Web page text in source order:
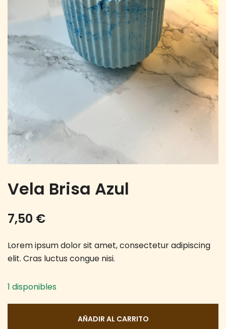
Vela Brisa Azul
7,50 €
Lorem ipsum dolor sit amet, consectetur adipiscing
elit. Cras luctus congue nisi.
1 disponibles
AÑADIR AL CARRITO